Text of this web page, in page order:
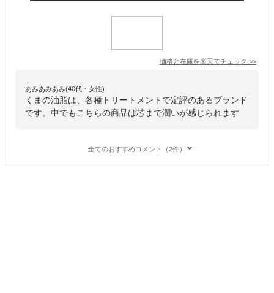
価格と在庫を楽天でチェック >>
あみあみあみ(40代・女性)
くまの油脂は、各種トリートメントで定評のあるブランド
です。中でもこちらの商品は芯まで潤いが感じられます
全てのおすすめコメント（2件）